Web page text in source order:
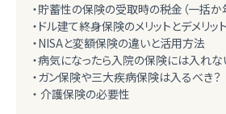
・貯蓄性の保険の受取時の税金（一括か
・ドル建て終身保険のメリットとデメリット
・NISAと変額保険の違いと活用方法
・病気になったら入院の保険には入れな
・ガン保険や三大疾病保険は入るべき？
・ 介護保険の必要性